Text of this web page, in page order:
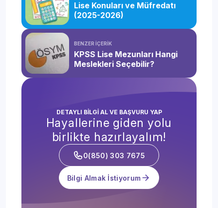
Lise Konuları ve Müfredatı
(2025-2026)
BENZER İÇERİK
KPSS Lise Mezunları Hangi
Meslekleri Seçebilir?
DETAYLI BİLGİ AL VE BAŞVURU YAP
Hayallerine giden yolu
birlikte hazırlayalım!
0(850) 303 7675
Bilgi Almak İstiyorum